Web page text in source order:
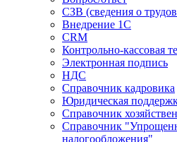
СЗВ (сведения о
Внедрение 1С
CRM
Контрольно-кассовая
Электронная подпись
НДС
Справочник кадровика
Юридическая
Справочник
Справочник
налогообложения"